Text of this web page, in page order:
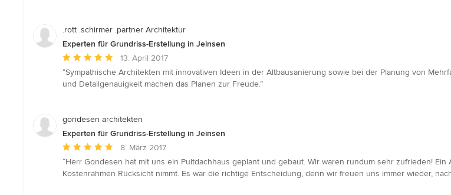
.rott .schirmer .partner Architektur
Experten für Grundriss-Erstellung in Jeinsen
Durchschnittliche
Bewertung:
5
Sternen
13. April 2017
“Sympathische Architekten mit innovativen Ideen in der Altbausanierung sowie bei der Planung von
und Detailgenauigkeit machen das Planen zur Freude.”
gondesen architekten
Experten für Grundriss-Erstellung in Jeinsen
Durchschnittliche
Bewertung:
5
8. März 2017
“Herr Gondesen hat mit uns ein Pultdachhaus geplant und gebaut. Wir waren rundum sehr zufrieden!
Kostenrahmen Rücksicht nimmt. Es war die richtige Entscheidung, denn wir freuen uns immer wieder,